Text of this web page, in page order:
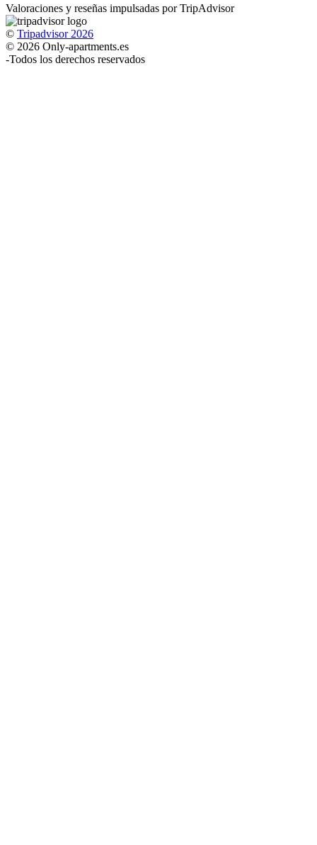
Valoraciones y reseñas impulsadas por TripAdvisor
© Tripadvisor 2026
© 2026 Only-apartments.es
-Todos los derechos reservados